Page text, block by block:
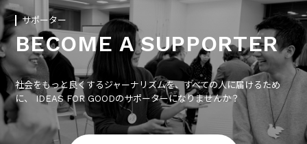
サポーター
BECOME A SUPPORTER
社会をもっと良くするジャーナリズムを、すべての人に届けるため
に、 IDEAS FOR GOODのサポーターになりませんか？